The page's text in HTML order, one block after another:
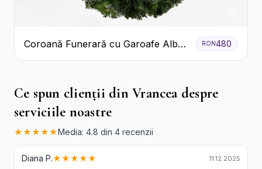
Coroană Funerară cu Garoafe Albe
și Crizanteme
RON480
Ce spun clienții din Vrancea despre
serviciile noastre
★★★★★Media: 4.8 din 4 recenzii
Diana P.★★★★★ 11.12.2025